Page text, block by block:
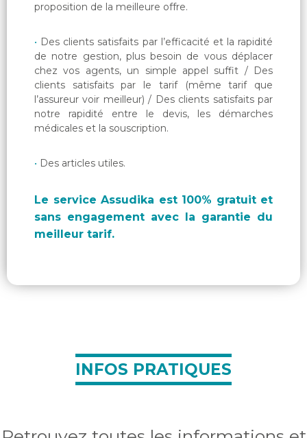
proposition de la meilleure offre.
Des clients satisfaits par l’efficacité et la rapidité
de notre gestion, plus besoin de vous déplacer
chez vos agents, un simple appel suffit / Des
clients satisfaits par le tarif (même tarif que
l’assureur voir meilleur) / Des clients satisfaits par
notre rapidité entre le devis, les démarches
médicales et la souscription.
Des articles utiles.
Le service Assudika est 100% gratuit et
sans engagement avec la garantie du
meilleur tarif.
INFOS PRATIQUES